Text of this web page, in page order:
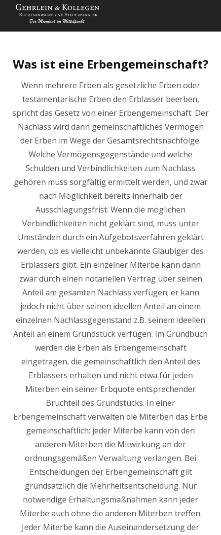
Was ist eine Erbengemeinschaft?
Wenn mehrere Erben als gesetzliche Erben oder
testamentarische Erben den Erblasser beerben,
spricht das Gesetz von einer Erbengemeinschaft. Der
Nachlass wird dann gemeinschaftliches Vermögen
der Erben im Wege der Gesamtsrechtsnachfolge.
Welche Vermögensgegenstände und welche
Schulden und Verbindlichkeiten zum Nachlass
gehören muss sorgfältig ermittelt werden, und zwar
nach Möglichkeit bereits innerhalb der
Ausschlagungsfrist. Wenn die möglichen
Verbindlichkeiten nicht geklärt sind, muss unter
Umständen durch ein Aufgebotsverfahren geklärt
werden, ob es vielleicht unbekannte Gläubiger des
Erblassers gibt. Ein einzelner Miterbe kann dann
zwar durch einen notariellen Vertrag über seinen
Anteil am gesamten Nachlass verfügen; er kann
jedoch nicht über seinen ideellen Anteil an einem
einzelnen Nachlassgegenstand z.B. seinem ideellen
Anteil an einem Grundstück verfügen. Im Grundbuch
werden die Erben als Erbengemeinschaft
eingetragen, die gemeinschaftlich den Anteil des
Erblassers erhalten und nicht etwa für jeden
Miterben ein seiner Erbquote entsprechender
Bruchteil des Grundstücks. In einer
Erbengemeinschaft verwalten die Miterben das Erbe
gemeinschaftlich; jeder Miterbe kann von den
anderen Miterben die Mitwirkung an der
ordnungsgemäßen Verwaltung verlangen. Bei
Entscheidungen der Erbengemeinschaft gilt
grundsätzlich die Mehrheitsentscheidung. Nur
notwendige Erhaltungsmaßnahmen kann jeder
Miterbe auch ohne die anderen Miterben treffen.
Jeder Miterbe kann die Auseinandersetzung der